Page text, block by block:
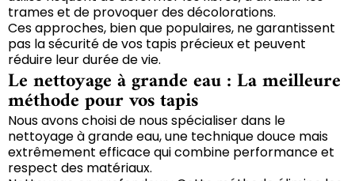
trames et de provoquer des décolorations.
Ces approches, bien que populaires, ne garantissent
pas la sécurité de vos tapis précieux et peuvent
réduire leur durée de vie.
Le nettoyage à grande eau : La meilleure
méthode pour vos tapis
Nous avons choisi de nous spécialiser dans le
nettoyage à grande eau, une technique douce mais
extrêmement efficace qui combine performance et
respect des matériaux.